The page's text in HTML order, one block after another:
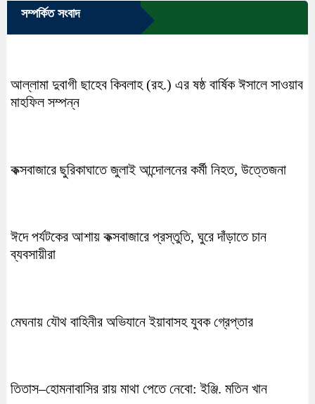
সম্পর্কিত সংবাদ
আল্লামা দুবাগী ছাহেব কিবলাহ (রহ.) এর ষষ্ঠ বার্ষিক ঈসালে সাওয়াব
মাহফিল সম্পন্ন
কক্সবাজারে ছুরিকাঘাতে জুলাই আন্দোলনের কর্মী নিহত, উত্তেজনা
ঈদে পর্যটকের আশায় কক্সবাজারে প্রস্তুতি, ঘুরে দাঁড়াতে চান
ব্যবসায়ীরা
মেঘনায় যৌথ বাহিনীর অভিযানে ইয়াবাসহ যুবক গ্রেপ্তার
তিতাস–হোমনাবাসির রায় মাথা পেতে নেবো: ইঞ্জি. মতিন খান